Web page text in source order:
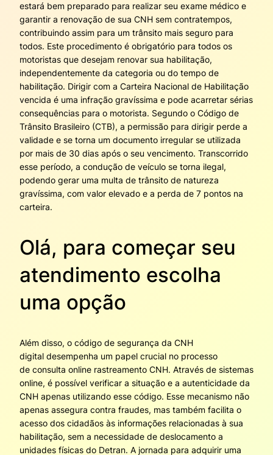
estará bem preparado para realizar seu exame médico e
garantir a renovação de sua CNH sem contratempos,
contribuindo assim para um trânsito mais seguro para
todos. Este procedimento é obrigatório para todos os
motoristas que desejam renovar sua habilitação,
independentemente da categoria ou do tempo de
habilitação. Dirigir com a Carteira Nacional de Habilitação
vencida é uma infração gravíssima e pode acarretar sérias
consequências para o motorista. Segundo o Código de
Trânsito Brasileiro (CTB), a permissão para dirigir perde a
validade e se torna um documento irregular se utilizada
por mais de 30 dias após o seu vencimento. Transcorrido
esse período, a condução de veículo se torna ilegal,
podendo gerar uma multa de trânsito de natureza
gravíssima, com valor elevado e a perda de 7 pontos na
carteira.
Olá, para começar seu
atendimento escolha
uma opção
Além disso, o código de segurança da CNH
digital desempenha um papel crucial no processo
de consulta online rastreamento CNH. Através de sistemas
online, é possível verificar a situação e a autenticidade da
CNH apenas utilizando esse código. Esse mecanismo não
apenas assegura contra fraudes, mas também facilita o
acesso dos cidadãos às informações relacionadas à sua
habilitação, sem a necessidade de deslocamento a
unidades físicas do Detran. A jornada para adquirir uma